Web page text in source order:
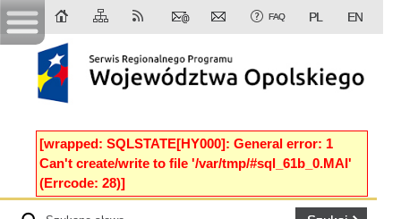
FAQ PL EN
[wrapped: SQLSTATE[HY000]: General error: 1
Can't create/write to file '/var/tmp/#sql_61b_0.MAI'
(Errcode: 28)]